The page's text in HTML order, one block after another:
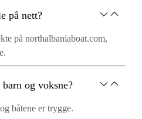
på nett?
på northalbaniaboat.com,
og voksne?
båtene er trygge.